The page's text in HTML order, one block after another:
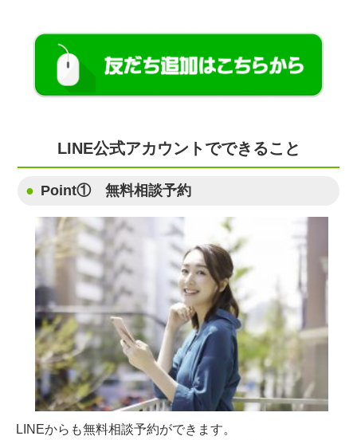
LINE公式アカウントでできること
Point① 無料相談予約
LINEからも無料相談予約ができます。